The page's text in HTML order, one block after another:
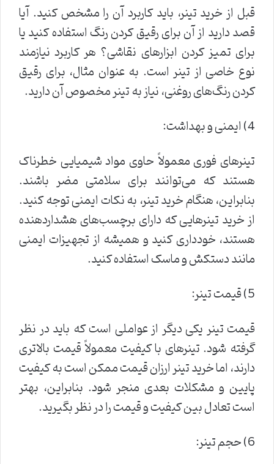
قبل از خرید تینر، باید کاربرد آن را مشخص کنید. آیا
قصد دارید از آن برای رقیق کردن رنگ استفاده کنید یا
برای تمیز کردن ابزارهای نقاشی؟ هر کاربرد نیازمند
نوع خاصی از تینر است. به عنوان مثال، برای رقیق
کردن رنگ‌های روغنی، نیاز به تینر مخصوص آن دارید.
4) ایمنی و بهداشت:
تینرهای فوری معمولاً حاوی مواد شیمیایی خطرناک
هستند که می‌توانند برای سلامتی مضر باشند.
بنابراین، هنگام خرید تینر، به نکات ایمنی توجه کنید.
از خرید تینرهایی که دارای برچسب‌های هشداردهنده
هستند، خودداری کنید و همیشه از تجهیزات ایمنی
مانند دستکش و ماسک استفاده کنید.
5) قیمت تینر:
قیمت تینر یکی دیگر از عواملی است که باید در نظر
گرفته شود. تینرهای با کیفیت معمولاً قیمت بالاتری
دارند، اما خرید تینر ارزان قیمت ممکن است به کیفیت
پایین و مشکلات بعدی منجر شود. بنابراین، بهتر
است تعادل بین کیفیت و قیمت را در نظر بگیرید.
6) حجم تینر: